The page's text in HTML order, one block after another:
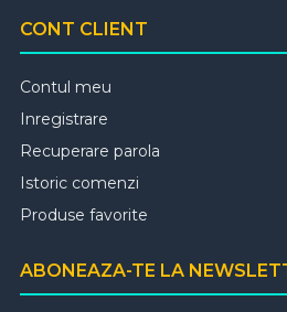
CONT CLIENT
Contul meu
Inregistrare
Recuperare parola
Istoric comenzi
Produse favorite
ABONEAZA-TE LA